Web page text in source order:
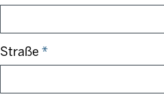
Straße *